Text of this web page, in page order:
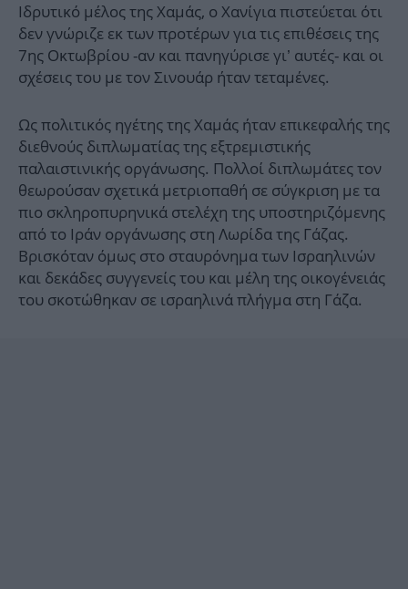
Ιδρυτικό μέλος της Χαμάς, ο Χανίγια πιστεύεται ότι
δεν γνώριζε εκ των προτέρων για τις επιθέσεις της
7ης Οκτωβρίου -αν και πανηγύρισε γι’ αυτές- και οι
σχέσεις του με τον Σινουάρ ήταν τεταμένες.
Ως πολιτικός ηγέτης της Χαμάς ήταν επικεφαλής της
διεθνούς διπλωματίας της εξτρεμιστικής
παλαιστινικής οργάνωσης. Πολλοί διπλωμάτες τον
θεωρούσαν σχετικά μετριοπαθή σε σύγκριση με τα
πιο σκληροπυρηνικά στελέχη της υποστηριζόμενης
από το Ιράν οργάνωσης στη Λωρίδα της Γάζας.
Βρισκόταν όμως στο σταυρόνημα των Ισραηλινών
και δεκάδες συγγενείς του και μέλη της οικογένειάς
του σκοτώθηκαν σε ισραηλινά πλήγμα στη Γάζα.